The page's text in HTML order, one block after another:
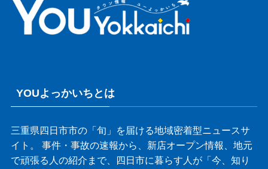
YOUよっかいちとは
三重県四日市市の「旬」を届ける地域密着型ニュースサ
イト。 事件・事故の速報から、新店オープン情報、地元
で頑張る人の紹介まで、四日市に暮らす人が「今、知り